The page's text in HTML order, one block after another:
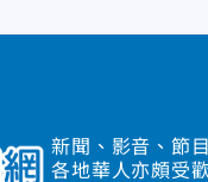
新聞、影音、節
各地華人亦頗受